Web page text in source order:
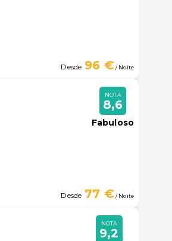
Desde 96 €/ Noite
NOTA
8,6
Fabuloso
Desde 77 €/ Noite
NOTA
9,2